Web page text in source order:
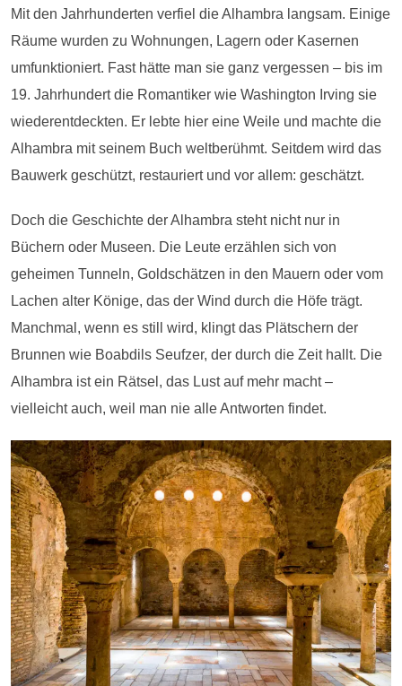
Mit den Jahrhunderten verfiel die Alhambra langsam. Einige
Räume wurden zu Wohnungen, Lagern oder Kasernen
umfunktioniert. Fast hätte man sie ganz vergessen – bis im
19. Jahrhundert die Romantiker wie Washington Irving sie
wiederentdeckten. Er lebte hier eine Weile und machte die
Alhambra mit seinem Buch weltberühmt. Seitdem wird das
Bauwerk geschützt, restauriert und vor allem: geschätzt.
Doch die Geschichte der Alhambra steht nicht nur in
Büchern oder Museen. Die Leute erzählen sich von
geheimen Tunneln, Goldschätzen in den Mauern oder vom
Lachen alter Könige, das der Wind durch die Höfe trägt.
Manchmal, wenn es still wird, klingt das Plätschern der
Brunnen wie Boabdils Seufzer, der durch die Zeit hallt. Die
Alhambra ist ein Rätsel, das Lust auf mehr macht –
vielleicht auch, weil man nie alle Antworten findet.